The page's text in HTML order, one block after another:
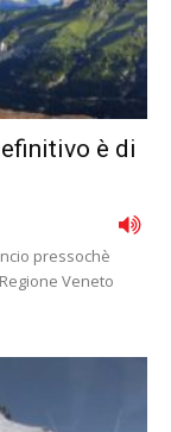
è di
pressochè
Veneto